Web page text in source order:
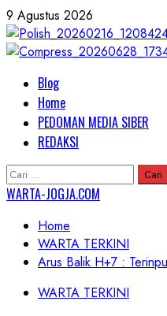
Skip
to
content
9 Agustus 2026
Primary
Menu
Blog
Home
PEDOMAN MEDIA SIBER
REDAKSI
Cari
untuk:
WARTA-JOGJA.COM
Home
WARTA TERKINI
Arus Balik H+7 :
WARTA TERKINI